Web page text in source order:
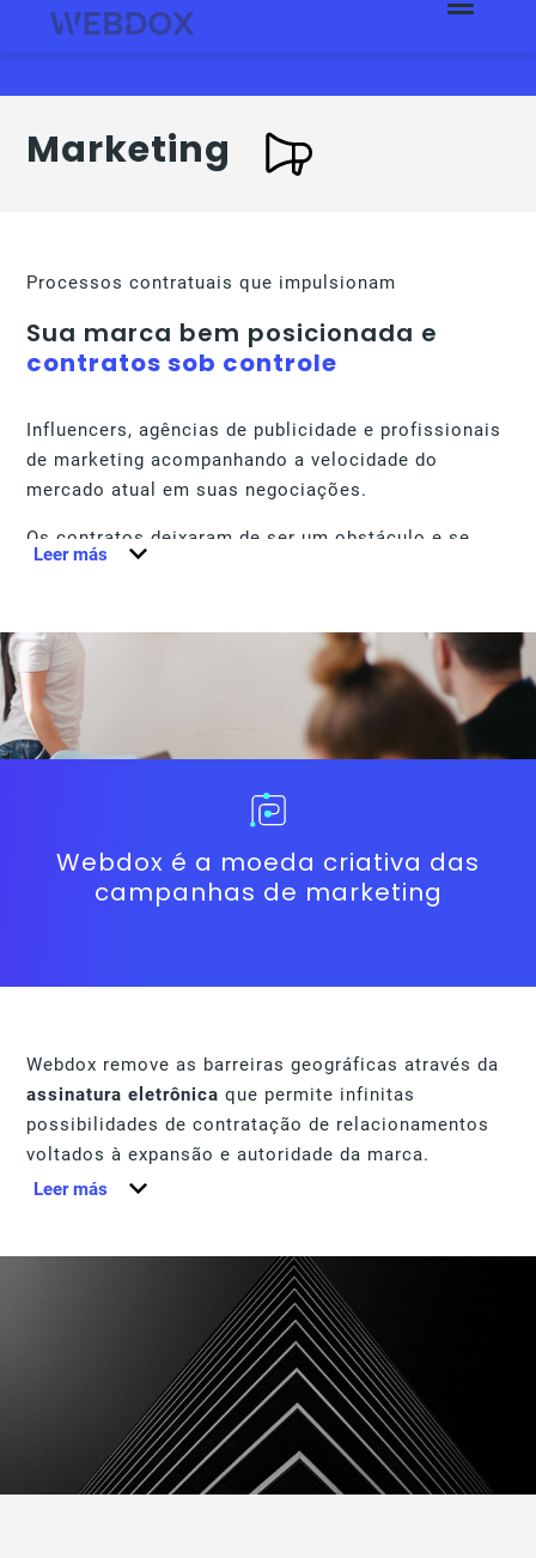
Marketing
Processos contratuais que impulsionam
Sua marca bem posicionada e
contratos sob controle
Influencers, agências de publicidade e profissionais
de marketing acompanhando a velocidade do
mercado atual em suas negociações.
Os contratos deixaram de ser um obstáculo e se
tornaram uma ferramenta ágil que deixa a sua
Além de autonomia, o software de gestão de
contratos
entrega o controle e segurança
necessários para um departamento que depende de
relacionamentos e comunicação.
Leer más
Webdox é a moeda criativa das
campanhas de marketing
Webdox remove as barreiras geográficas através da
assinatura eletrônica que permite infinitas
possibilidades de contratação de relacionamentos
voltados à expansão e autoridade da marca.
Aautomatização
proteger sua empresa de problemas de
comunicação entre as partes e desalinhamento dos
principais marcos contratuais e conformidades.
Leer más